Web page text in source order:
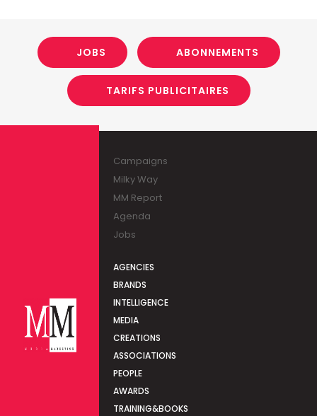
JOBS ABONNEMENTS
TARIFS PUBLICITAIRES
Campaigns
Milky Way
MM Report
Agenda
Jobs
AGENCIES
BRANDS
INTELLIGENCE
MEDIA
CREATIONS
ASSOCIATIONS
PEOPLE
AWARDS
TRAINING&BOOKS